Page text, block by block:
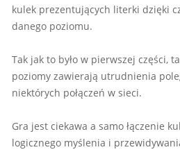
kulek prezentujących literki dzięki
danego poziomu.
Tak jak to było w pierwszej części,
poziomy zawierają utrudnienia
niektórych połączeń w sieci.
Gra jest ciekawa a samo łączenie
logicznego myślenia i